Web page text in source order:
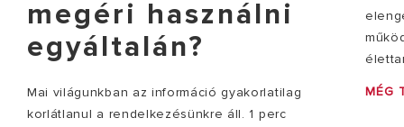
megéri használni
egyáltalán?
Mai világunkban az információ gyakorlatilag
korlátlanul a rendelkezésünkre áll. 1 perc
MÉG